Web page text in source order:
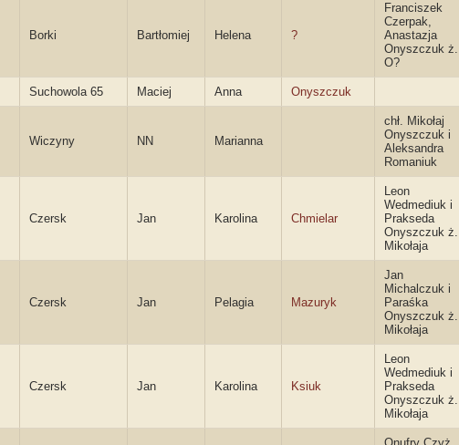
Borki Bartłomiej Helena ?
Franciszek
Czerpak,
Anastazja
Onyszczuk ż.
O?
Suchowola 65 Maciej Anna Onyszczuk
Wiczyny NN Marianna
chł. Mikołaj
Onyszczuk i
Aleksandra
Romaniuk
Czersk Jan Karolina Chmielar
Leon
Wedmediuk i
Prakseda
Onyszczuk ż.
Mikołaja
Czersk Jan Pelagia Mazuryk
Jan
Michalczuk i
Paraśka
Onyszczuk ż.
Mikołaja
Czersk Jan Karolina Ksiuk
Leon
Wedmediuk i
Prakseda
Onyszczuk ż.
Mikołaja